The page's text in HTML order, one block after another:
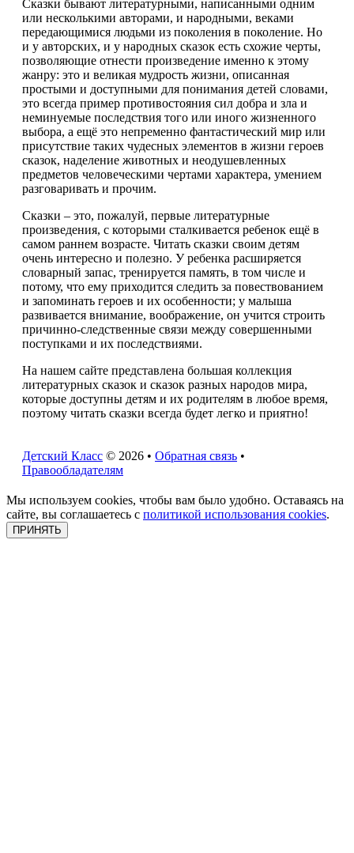
Сказки бывают литературными, написанными одним
или несколькими авторами, и народными, веками
передающимися людьми из поколения в поколение. Но
и у авторских, и у народных сказок есть схожие черты,
позволяющие отнести произведение именно к этому
жанру: это и великая мудрость жизни, описанная
простыми и доступными для понимания детей словами,
это всегда пример противостояния сил добра и зла и
неминуемые последствия того или иного жизненного
выбора, а ещё это непременно фантастический мир или
присутствие таких чудесных элементов в жизни героев
сказок, наделение животных и неодушевленных
предметов человеческими чертами характера, умением
разговаривать и прочим.
Сказки – это, пожалуй, первые литературные
произведения, с которыми сталкивается ребенок ещё в
самом раннем возрасте. Читать сказки своим детям
очень интересно и полезно. У ребенка расширяется
словарный запас, тренируется память, в том числе и
потому, что ему приходится следить за повествованием
и запоминать героев и их особенности; у малыша
развивается внимание, воображение, он учится строить
причинно-следственные связи между совершенными
поступками и их последствиями.
На нашем сайте представлена большая коллекция
литературных сказок и сказок разных народов мира,
которые доступны детям и их родителям в любое время,
поэтому читать сказки всегда будет легко и приятно!
Детский Класс © 2026 • Обратная связь •
Правообладателям
Мы используем cookies, чтобы вам было удобно. Оставаясь на
сайте, вы соглашаетесь с политикой использования cookies.
ПРИНЯТЬ